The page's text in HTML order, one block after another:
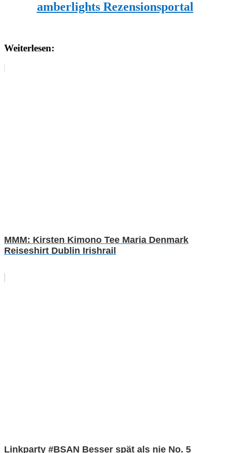
amberlights Rezensionsportal
Weiterlesen:
MMM: Kirsten Kimono Tee Maria Denmark
Reiseshirt Dublin Irishrail
Linkparty #BSAN Besser spät als nie No. 5